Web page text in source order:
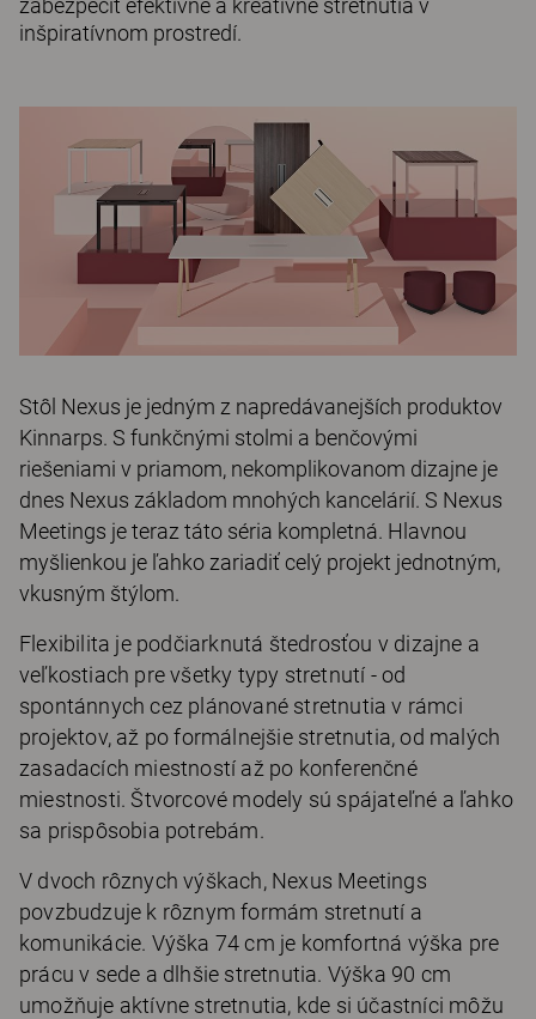
zabezpečiť efektívne a kreatívne stretnutia v
inšpiratívnom prostredí.
Stôl Nexus je jedným z napredávanejších produktov
Kinnarps. S funkčnými stolmi a benčovými
riešeniami v priamom, nekomplikovanom dizajne je
dnes Nexus základom mnohých kancelárií. S Nexus
Meetings je teraz táto séria kompletná. Hlavnou
myšlienkou je ľahko zariadiť celý projekt jednotným,
vkusným štýlom.
Flexibilita je podčiarknutá štedrosťou v dizajne a
veľkostiach pre všetky typy stretnutí - od
spontánnych cez plánované stretnutia v rámci
projektov, až po formálnejšie stretnutia, od malých
zasadacích miestností až po konferenčné
miestnosti. Štvorcové modely sú spájateľné a ľahko
sa prispôsobia potrebám.
V dvoch rôznych výškach, Nexus Meetings
povzbudzuje k rôznym formám stretnutí a
komunikácie. Výška 74 cm je komfortná výška pre
prácu v sede a dlhšie stretnutia. Výška 90 cm
umožňuje aktívne stretnutia, kde si účastníci môžu